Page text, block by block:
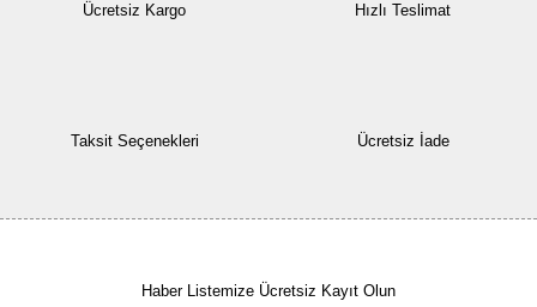
Ücretsiz Kargo Hızlı Teslimat
Taksit Seçenekleri Ücretsiz İade
Haber Listemize Ücretsiz Kayıt Olun